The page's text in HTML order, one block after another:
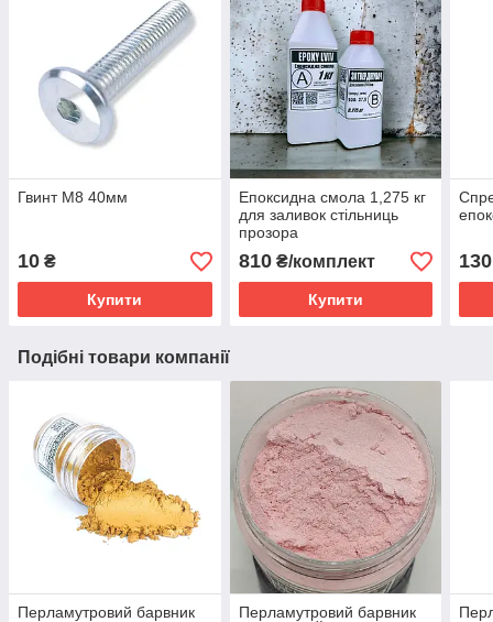
Гвинт М8 40мм
10 ₴
Купити
Епоксидна смола 1,275 кг
для заливок стільниць
прозора
810₴/комплект
Купити
130
Подібні товари компанії
Перламутровий барвник
Перламутровий барвник